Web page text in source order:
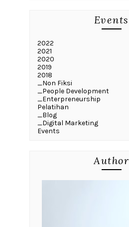
Events
2022
2021
2020
2019
2018
_Non Fiksi
_People Development
_Enterpreneurship
Pelatihan
_Blog
_Digital Marketing
Events
Author